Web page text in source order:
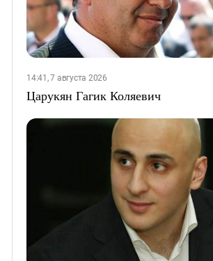
14:41, 7 августа 2026
Царукян Гагик Коляевич